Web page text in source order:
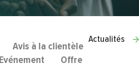
Actualités
Avis à la clientèle
Evénement
Offre